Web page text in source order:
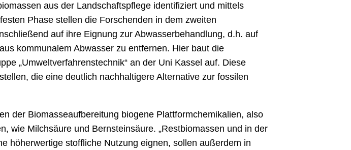
aus der Landschaftspflege identifiziert und mittels
Phase stellen die Forschenden in dem zweiten
auf ihre Eignung zur Abwasserbehandlung, d.h. auf
kommunalem Abwasser zu entfernen. Hier baut die
„Umweltverfahrenstechnik“ an der Uni Kassel auf. Diese
die eine deutlich nachhaltigere Alternative zur fossilen
der Biomasseaufbereitung biogene Plattformchemikalien, also
wie Milchsäure und Bernsteinsäure. „Restbiomassen und in der
höherwertige stoffliche Nutzung eignen, sollen außerdem in